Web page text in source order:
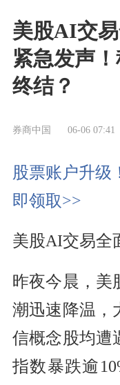
美股AI交
紧急发声
终结？
券商中国 06-06 07:41
股票账户升级
即领取>>
美股AI交易全
昨夜今晨，美
潮迅速降温，
信概念股均遭
指数暴跌逾